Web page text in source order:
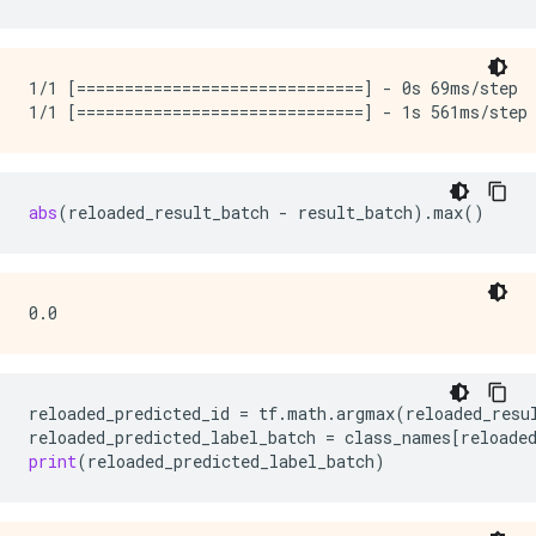
1/1 [==============================] - 0s 69ms/step
abs(reloaded_result_batch - result_batch) .max()
reloaded_predicted_id = tf.math .argmax(
reloaded_predicted_label_batch = class_names[
print(reloaded_predicted_label_batch)